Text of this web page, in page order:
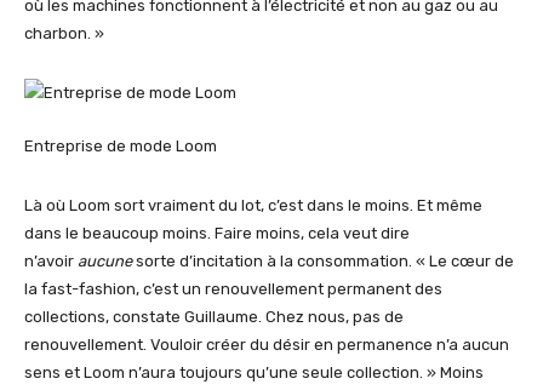
où les machines fonctionnent à l’électricité et non au gaz ou au
charbon. »
Entreprise de mode Loom
Là où Loom sort vraiment du lot, c’est dans le moins. Et même
dans le beaucoup moins. Faire moins, cela veut dire
n’avoir aucunesorte d’incitation à la consommation. « Le cœur de
la fast-fashion, c’est un renouvellement permanent des
collections, constate Guillaume. Chez nous, pas de
renouvellement. Vouloir créer du désir en permanence n’a aucun
sens et Loom n’aura toujours qu’une seule collection. » Moins